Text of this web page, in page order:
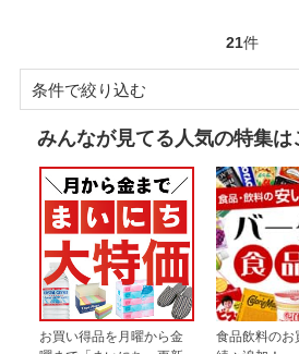
21件
条件で絞り込む
みんなが見てる人気の特集は
お買い得品を月曜から金
食品飲料のお